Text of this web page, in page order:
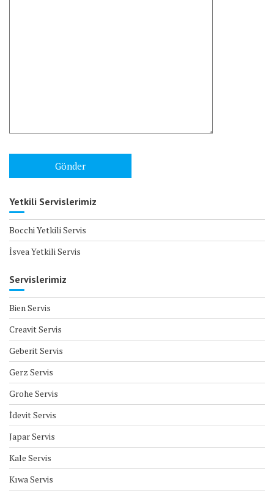
Yetkili Servislerimiz
Bocchi Yetkili Servis
İsvea Yetkili Servis
Servislerimiz
Bien Servis
Creavit Servis
Geberit Servis
Gerz Servis
Grohe Servis
İdevit Servis
Japar Servis
Kale Servis
Kıwa Servis